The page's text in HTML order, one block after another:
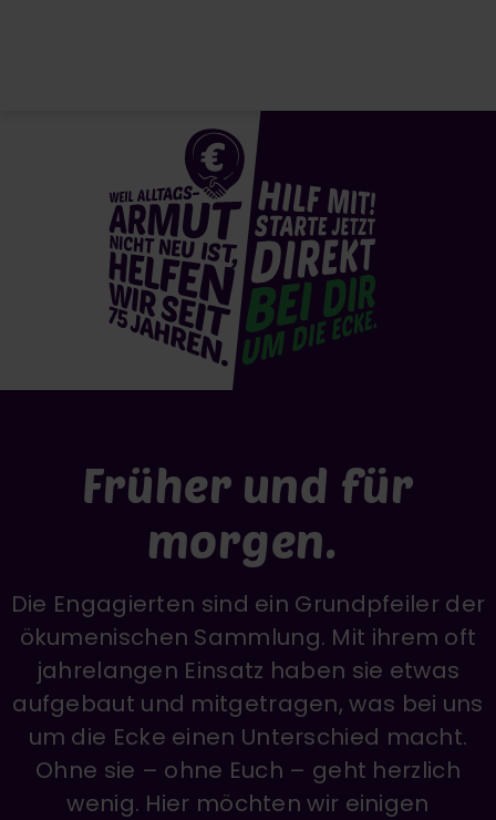
Früher und für
morgen.
Die Engagierten sind ein Grundpfeiler der
ökumenischen Sammlung. Mit ihrem oft
jahrelangen Einsatz haben sie etwas
aufgebaut und mitgetragen, was bei uns
um die Ecke einen Unterschied macht.
Ohne sie – ohne Euch – geht herzlich
wenig. Hier möchten wir einigen